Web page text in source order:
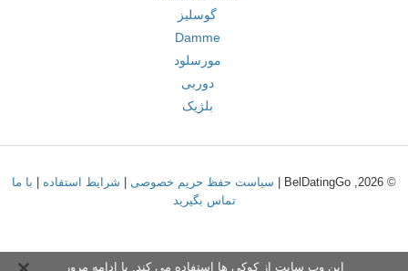
گوسلیز
Damme
مورسلود
دوربی
بلژیک
© 2026, BelDatingGo | سیاست حفظ حریم خصوصی شرایط استفاده
با ما
تماس بگیرید
این وب سایت از کوکی ها استفاده می کند. با ادامه مرور